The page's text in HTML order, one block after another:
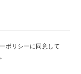
ポリシーに同意して